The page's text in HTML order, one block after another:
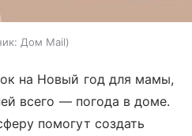
Дом Mail
на Новый год для мамы,
всего — погода в доме.
помогут создать